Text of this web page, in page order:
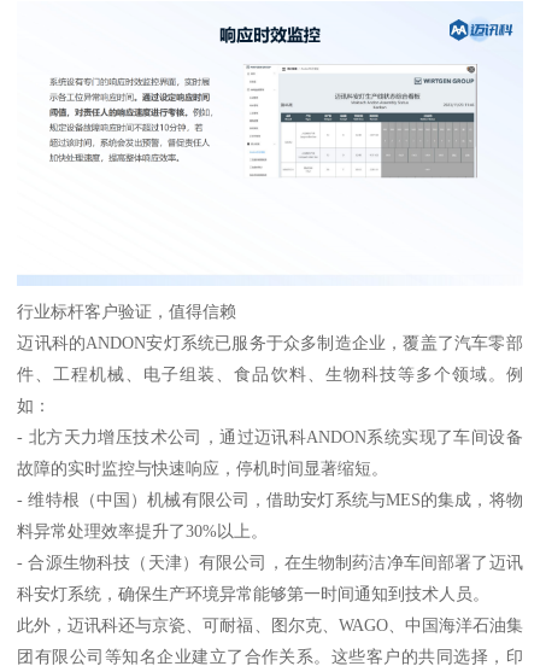
行业标杆客户验证，值得信赖
迈讯科的ANDON安灯系统已服务于众多制造企业，覆盖了汽车零部
件、工程机械、电子组装、食品饮料、生物科技等多个领域。例
如：
- 北方天力增压技术公司，通过迈讯科ANDON系统实现了车间设备
故障的实时监控与快速响应，停机时间显著缩短。
- 维特根（中国）机械有限公司，借助安灯系统与MES的集成，将物
料异常处理效率提升了30%以上。
- 合源生物科技（天津）有限公司，在生物制药洁净车间部署了迈讯
科安灯系统，确保生产环境异常能够第一时间通知到技术人员。
此外，迈讯科还与京瓷、可耐福、图尔克、WAGO、中国海洋石油集
团有限公司等知名企业建立了合作关系。这些客户的共同选择，印